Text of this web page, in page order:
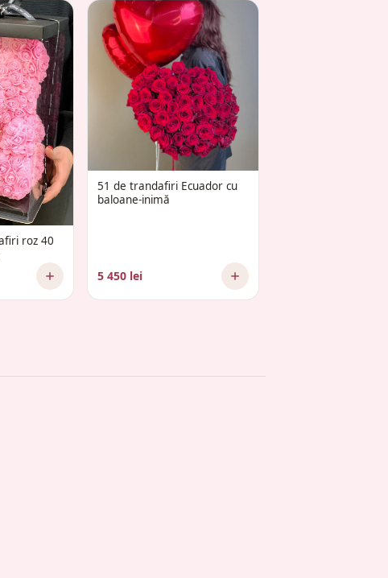
roz 40
51 de trandafiri Ecuador cu
baloane-inimă
5 450 lei